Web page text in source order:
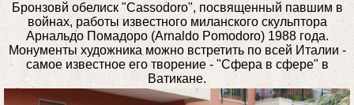
Бронзовй обелиск "Cassodoro", посвященный павшим в
войнах, работы известного миланского скульптора
Арнальдо Помадоро (Arnaldo Pomodoro) 1988 года.
Монументы художника можно встретить по всей Италии -
самое известное его творение - "Сфера в сфере" в
Ватикане.